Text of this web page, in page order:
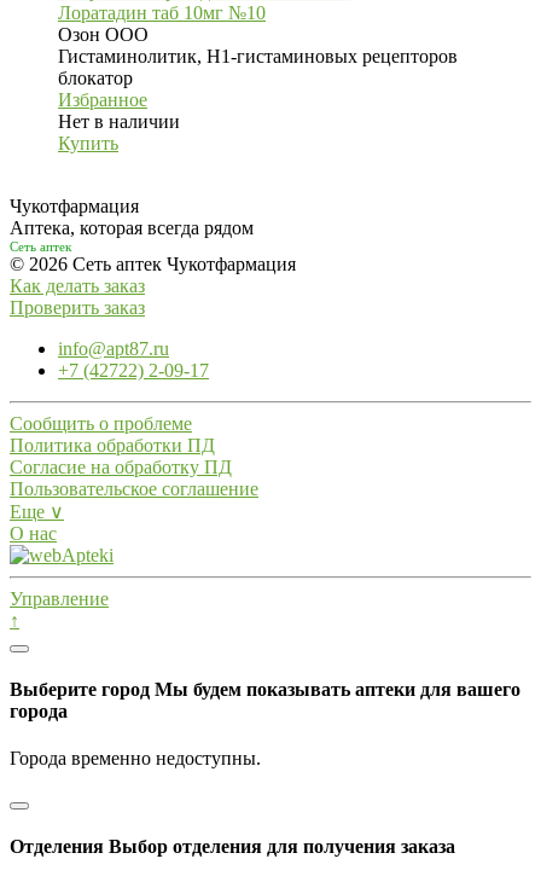
Лоратадин таб 10мг №10
Озон ООО
Гистаминолитик, H1-гистаминовых рецепторов
блокатор
Избранное
Нет в наличии
Купить
Чукотфармация
Аптека, которая всегда рядом
Сеть аптек
© 2026 Сеть аптек Чукотфармация
Как делать заказ
Проверить заказ
info@apt87.ru
+7 (42722) 2-09-17
Сообщить о проблеме
Политика обработки ПД
Согласие на обработку ПД
Пользовательское соглашение
Еще ∨
О нас
Управление
↑
Выберите город Мы будем показывать аптеки для вашего
города
Города временно недоступны.
Отделения Выбор отделения для получения заказа